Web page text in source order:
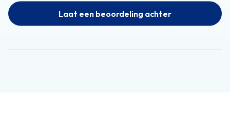
Laat een beoordeling achter